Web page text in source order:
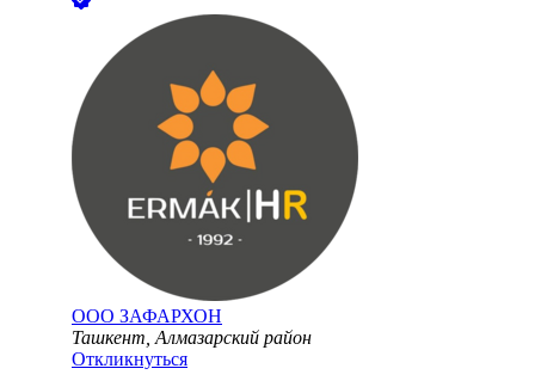
ООО ЗАФАРХОН
Ташкент, Алмазарский район
Откликнуться